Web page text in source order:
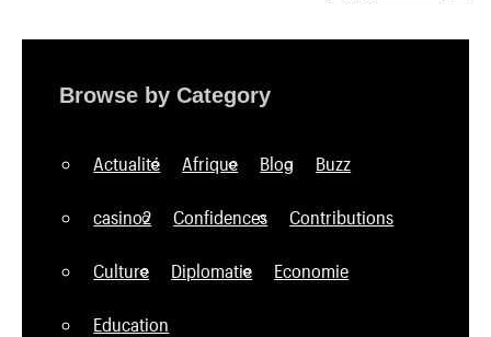
Browse by Category
Actualité Afrique Blog Buzz
casino2 Confidences Contributions
Culture Diplomatie Economie
Education